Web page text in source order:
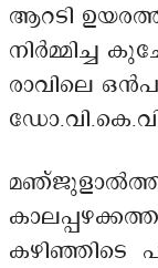
ആറടി
നിർമ്മിച്ച
രാവിലെ
കഴിഞ്ഞിടെ